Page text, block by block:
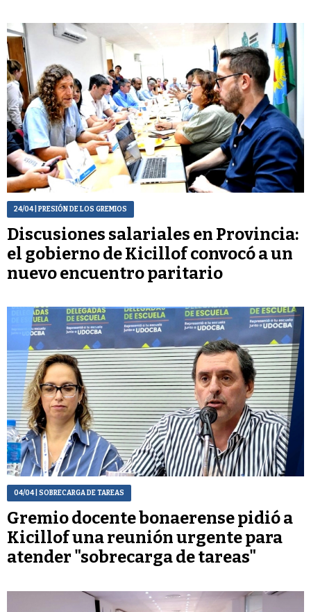
24/04| PRESIÓN DE LOS GREMIOS
Discusiones salariales en Provincia:
el gobierno de Kicillof convocó a un
nuevo encuentro paritario
04/04| SOBRECARGA DE TAREAS
Gremio docente bonaerense pidió a
Kicillof una reunión urgente para
atender "sobrecarga de tareas"